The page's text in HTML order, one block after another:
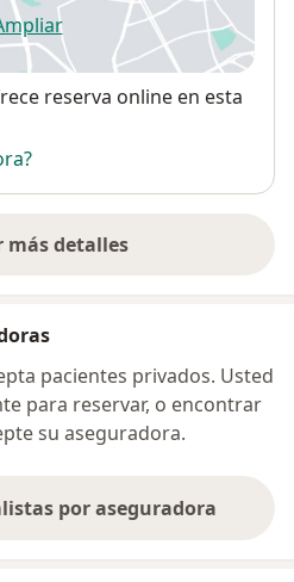
se abre en una nueva
reserva online en esta
más detalles
sobre la dirección
pacientes privados. Usted
para reservar, o encontrar
su aseguradora.
por aseguradora